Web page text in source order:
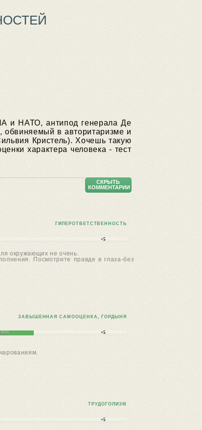
и НАТО, антипод генерала Де
обвиняемый в авторитаризме и
Кристель). Хочешь такую
характера человека - тест
СКРЫТЬ
КОММЕНТАРИИ
ГИПЕРОТВЕТСТВЕННОСТЬ
+5
окружающих не очень.
Посмотрите правде в глаза-без
ЗАВЫШЕННАЯ САМООЦЕНКА, ГОРДЫНЯ
+5
ТРУДОГОЛИЗМ
+5